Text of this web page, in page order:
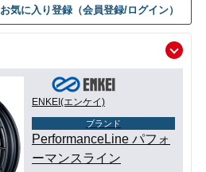
お気に入り登録（会員登録/ログイン）
ENKEI(エンケイ)
ブランド
PerformanceLine パフォ
ーマンスライン